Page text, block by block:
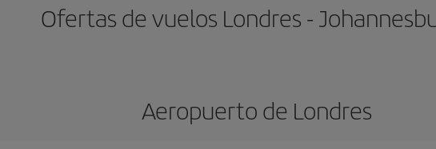
Ofertas de vuelos Londres -
Aeropuerto de Londres